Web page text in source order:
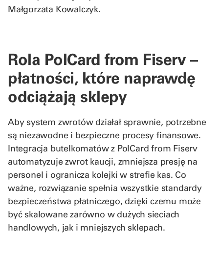
Małgorzata Kowalczyk.
Rola PolCard from Fiserv –
płatności, które naprawdę
odciążają sklepy
Aby system zwrotów działał sprawnie, potrzebne
są niezawodne i bezpieczne procesy finansowe.
Integracja butelkomatów z PolCard from Fiserv
automatyzuje zwrot kaucji, zmniejsza presję na
personel i ogranicza kolejki w strefie kas. Co
ważne, rozwiązanie spełnia wszystkie standardy
bezpieczeństwa płatniczego, dzięki czemu może
być skalowane zarówno w dużych sieciach
handlowych, jak i mniejszych sklepach.